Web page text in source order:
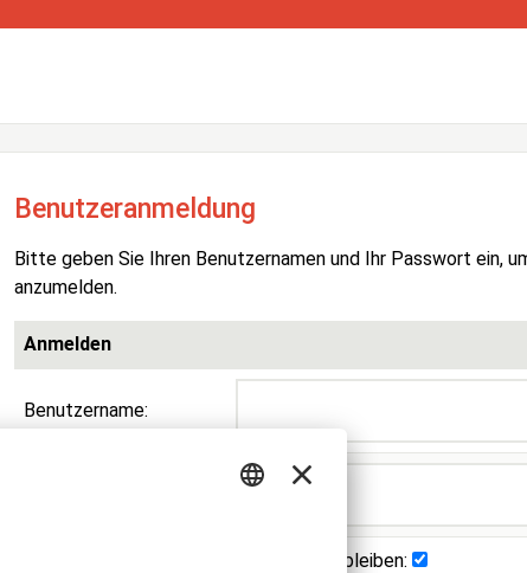
Benutzeranmeldung
Bitte geben Sie Ihren Benutzernamen und Ihr Passwort ein,
anzumelden.
Anmelden
Benutzername:
Angemeldet bleiben: